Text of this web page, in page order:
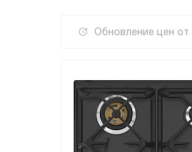
Обновление цен от